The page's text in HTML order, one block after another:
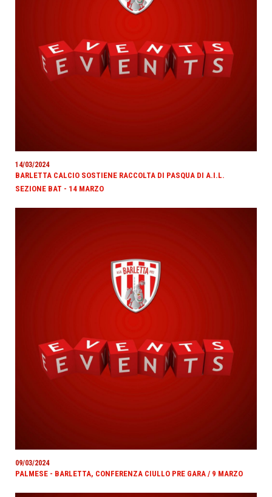
14/03/2024
BARLETTA CALCIO SOSTIENE RACCOLTA DI PASQUA DI A.I.L.
SEZIONE BAT - 14 MARZO
09/03/2024
PALMESE - BARLETTA, CONFERENZA CIULLO PRE GARA / 9 MARZO